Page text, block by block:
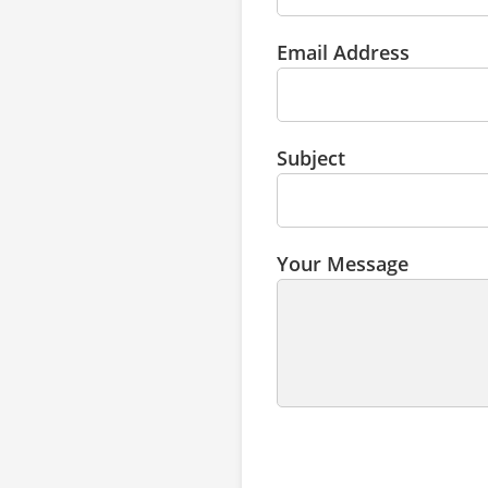
Email Address
Subject
Your Message